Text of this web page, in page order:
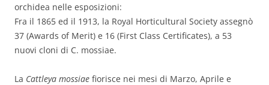
orchidea nelle esposizioni:
Fra il 1865 ed il 1913, la Royal Horticultural Society assegnò
37 (Awards of Merit) e 16 (First Class Certificates), a 53
nuovi cloni di C. mossiae.
La Cattleya mossiae fiorisce nei mesi di Marzo, Aprile e